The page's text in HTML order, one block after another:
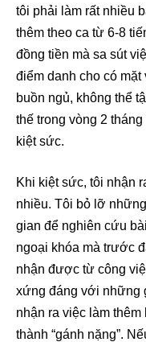
tôi phải làm rất nhiều
thêm theo ca từ 6-8
đồng tiền mà sa sút
điểm danh cho có mặt
buồn ngủ, không thể
thế trong vòng 2
kiệt sức.
Khi kiệt sức, tôi nhận
nhiều. Tôi bỏ lỡ
gian để nghiên cứu
ngoại khóa mà trước
nhận được từ công
xứng đáng với những
nhận ra việc làm thêm
thành “gánh nặng”.